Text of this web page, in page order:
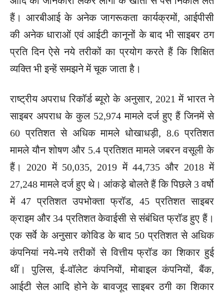
हैं। आरबीआई के अनेक जागरूकता कार्यक्रमों, आईपीसी
की अनेक धाराओं एवं आईटी कानूनों के बाद भी साइबर ठग
प्रति दिन ऐसे नये तरीकों का प्रयोग करते हैं कि शिक्षित
व्यक्ति भी इन्हें समझने में चूक जाता है।
राष्ट्रीय अपराध रिकॉर्ड ब्यूरो के अनुसार, 2021 में भारत ने
साइबर अपराध के कुल 52,974 मामले दर्ज हुए हैं जिनमें से
60 प्रतिशत से अधिक मामले धोखाधड़ी, 8.6 प्रतिशत
मामले यौन शोषण और 5.4 प्रतिशत मामले जबरन वसूली के
हैं। 2020 में 50,035, 2019 में 44,735 और 2018 में
27,248 मामले दर्ज हुए थे। आंकड़े बोलते हैं कि पिछले 3 वर्षो
में 47 प्रतिशत उपभोक्ता फ्रॉड, 45 प्रतिशत साइबर
क्राइम और 34 प्रतिशत केवाईसी से संबंधित फ्रॉड हुए हैं।
एक सर्वे के अनुसार कोविड के बाद 50 प्रतिशत से अधिक
कंपनियां नये-नये तरीकों से वित्तीय फ्रॉड का शिकार हुई
थीं। पुलिस, ई-वॉलेट कंपनियों, मोबाइल कंपनियों, बैंक,
आईटी सेल आदि होने के बावजूद साइबर ठगी का शिकार